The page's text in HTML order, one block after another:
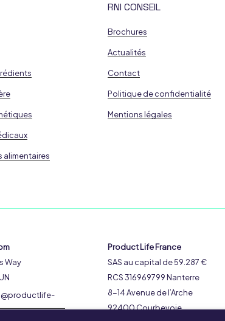
alimentaires
RNI CONSEIL
Brochures
Actualités
Contact
Politique de confidentialité
Mentions légales
Way
Product Life France
SAS au capital de 59.287 €
RCS 316969799 Nanterre
8-14 Avenue de l’Arche
92400 Courbevoie